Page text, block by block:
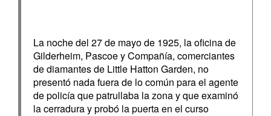
La noche del 27 de mayo de 1925, la oficina de
Gilderheim, Pascoe y Compañía, comerciantes
de diamantes de Little Hatton Garden, no
presentó nada fuera de lo común para el agente
de policía que patrullaba la zona y que examinó
la cerradura y probó la puerta en el curso